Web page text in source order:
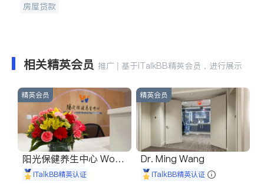
房屋贷款
相关精英会员 推广 | 基于iTalkBB精英会员，进行展示
精英会员
阳光保健养生中心 World
shine
iTalkBB精英认证
精英会员
Dr. Ming Wang
iTalkBB精英认证